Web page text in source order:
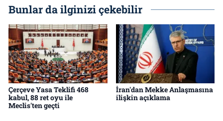
Bunlar da ilginizi çekebilir
Çerçeve Yasa Teklifi 468
kabul, 88 ret oyu ile
Meclis'ten geçti
İran'dan Mekke Anlaşmasına
ilişkin açıklama